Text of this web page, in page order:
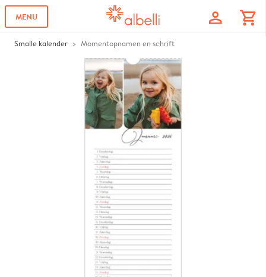
MENU profile shopping_cart
Smalle kalender Momentopnamen en schrift